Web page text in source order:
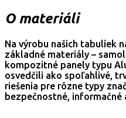
O materiáli
Na výrobu našich tabuliek
základné materiály –
kompozitné panely typu
osvedčili ako spoľahlivé,
riešenia pre rôzne typy
bezpečnostné,